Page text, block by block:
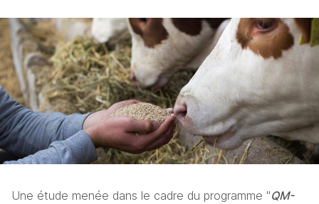
Une étude menée dans le cadre du programme "QM-